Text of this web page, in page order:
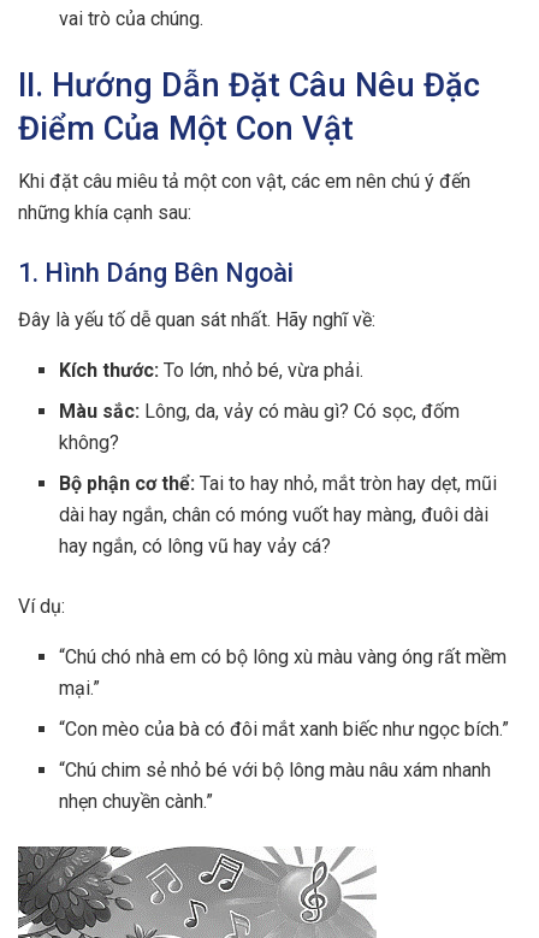
vai trò của chúng.
II. Hướng Dẫn Đặt Câu Nêu Đặc
Điểm Của Một Con Vật
Khi đặt câu miêu tả một con vật, các em nên chú ý đến
những khía cạnh sau:
1. Hình Dáng Bên Ngoài
Đây là yếu tố dễ quan sát nhất. Hãy nghĩ về:
Kích thước: To lớn, nhỏ bé, vừa phải.
Màu sắc: Lông, da, vảy có màu gì? Có sọc, đốm
không?
Bộ phận cơ thể: Tai to hay nhỏ, mắt tròn hay dẹt, mũi
dài hay ngắn, chân có móng vuốt hay màng, đuôi dài
hay ngắn, có lông vũ hay vảy cá?
Ví dụ:
“Chú chó nhà em có bộ lông xù màu vàng óng rất mềm
mại.”
“Con mèo của bà có đôi mắt xanh biếc như ngọc bích.”
“Chú chim sẻ nhỏ bé với bộ lông màu nâu xám nhanh
nhẹn chuyền cành.”